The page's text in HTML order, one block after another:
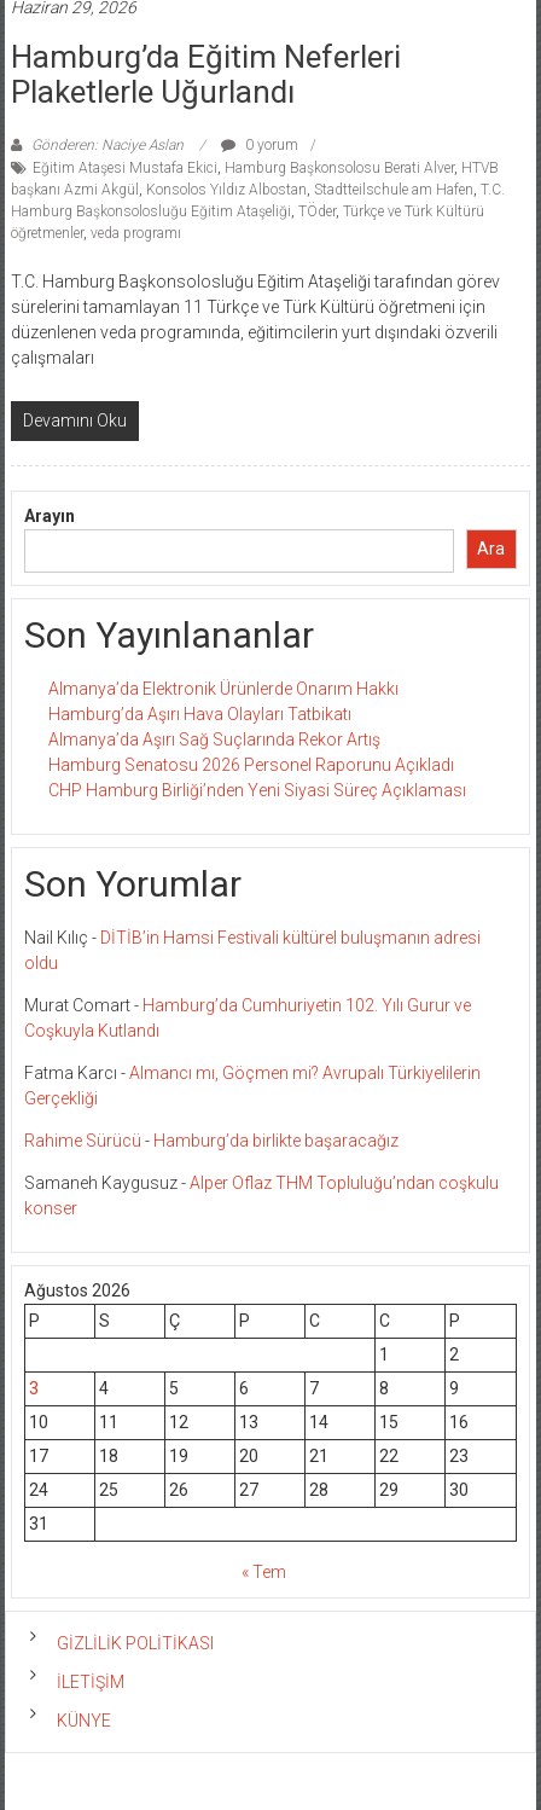
Haziran 29, 2026
Hamburg’da Eğitim Neferleri
Plaketlerle Uğurlandı
Gönderen: Naciye Aslan
0 yorum
Eğitim Ataşesi Mustafa Ekici Hamburg Başkonsolosu Berati Alver, HTVB
başkanı Azmi Akgül
Konsolos Yıldız Albostan Stadtteilschule am Hafen T.C.
Hamburg Başkonsolosluğu Eğitim Ataşeliği TÖder, Türkçe ve Türk Kültürü
öğretmenler, veda programı
T.C. Hamburg Başkonsolosluğu Eğitim Ataşeliği tarafından görev
sürelerini tamamlayan 11 Türkçe ve Türk Kültürü öğretmeni için
düzenlenen veda programında, eğitimcilerin yurt dışındaki özverili
çalışmaları
Devamını Oku
Arayın
Ara
Son Yayınlananlar
Almanya’da Elektronik Ürünlerde Onarım Hakkı
Hamburg’da Aşırı Hava Olayları Tatbikatı
Almanya’da Aşırı Sağ Suçlarında Rekor Artış
Hamburg Senatosu 2026 Personel Raporunu Açıkladı
CHP Hamburg Birliği’nden Yeni Siyasi Süreç Açıklaması
Son Yorumlar
Nail Kılıç - DİTİB’in Hamsi Festivali kültürel buluşmanın adresi
oldu
Murat Comart- Hamburg’da Cumhuriyetin 102. Yılı Gurur ve
Coşkuyla Kutlandı
Fatma Karcı -Almancı mı, Göçmen mi? Avrupalı Türkiyelilerin
Gerçekliği
Rahime Sürücü - Hamburg’da birlikte başaracağız
Samaneh Kaygusuz-Alper Oflaz THM Topluluğu’ndan coşkulu
konser
Ağustos 2026
P
S Ç P C C
P
1
2
3
4 5 6 7 8
9
10
11 12 13 14 15
16
17
18 19 20 21 22
23
24
25 26 27 28 29
30
31
« Tem
GİZLİLİK POLİTİKASI
İLETİŞİM
KÜNYE